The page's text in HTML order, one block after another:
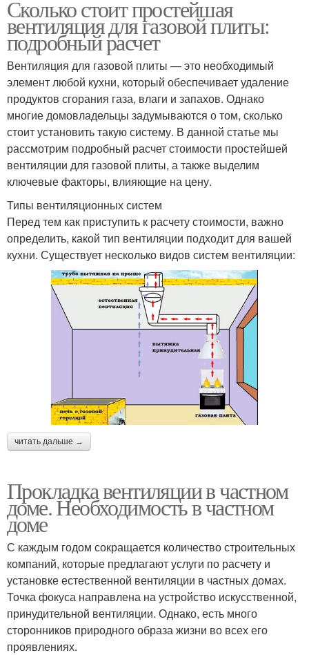
Сколько стоит простейшая
вентиляция для газовой плиты:
подробный расчет
Вентиляция для газовой плиты — это необходимый
элемент любой кухни, который обеспечивает удаление
продуктов сгорания газа, влаги и запахов. Однако
многие домовладельцы задумываются о том, сколько
стоит установить такую систему. В данной статье мы
рассмотрим подробный расчет стоимости простейшей
вентиляции для газовой плиты, а также выделим
ключевые факторы, влияющие на цену.
Типы вентиляционных систем
Перед тем как приступить к расчету стоимости, важно
определить, какой тип вентиляции подходит для вашей
кухни. Существует несколько видов систем вентиляции:
читать дальше →
Прокладка вентиляции в частном
доме. Необходимость в частном
доме
С каждым годом сокращается количество строительных
компаний, которые предлагают услуги по расчету и
установке естественной вентиляции в частных домах.
Точка фокуса направлена на устройство искусственной,
принудительной вентиляции. Однако, есть много
сторонников природного образа жизни во всех его
проявлениях.